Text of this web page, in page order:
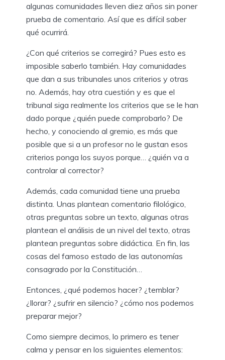
algunas comunidades lleven diez años sin poner
prueba de comentario. Así que es difícil saber
qué ocurrirá.
¿Con qué criterios se corregirá? Pues esto es
imposible saberlo también. Hay comunidades
que dan a sus tribunales unos criterios y otras
no. Además, hay otra cuestión y es que el
tribunal siga realmente los criterios que se le han
dado porque ¿quién puede comprobarlo? De
hecho, y conociendo al gremio, es más que
posible que si a un profesor no le gustan esos
criterios ponga los suyos porque… ¿quién va a
controlar al corrector?
Además, cada comunidad tiene una prueba
distinta. Unas plantean comentario filológico,
otras preguntas sobre un texto, algunas otras
plantean el análisis de un nivel del texto, otras
plantean preguntas sobre didáctica. En fin, las
cosas del famoso estado de las autonomías
consagrado por la Constitución…
Entonces, ¿qué podemos hacer? ¿temblar?
¿llorar? ¿sufrir en silencio? ¿cómo nos podemos
preparar mejor?
Como siempre decimos, lo primero es tener
calma y pensar en los siguientes elementos: